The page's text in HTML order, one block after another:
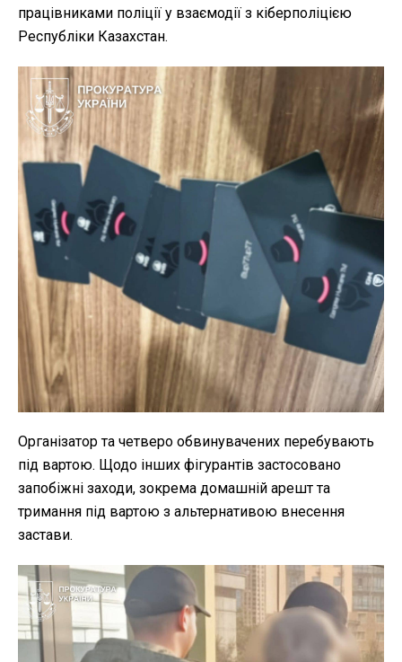
працівниками поліції у взаємодії з кіберполіцією
Республіки Казахстан.
Організатор та четверо обвинувачених перебувають
під вартою. Щодо інших фігурантів застосовано
запобіжні заходи, зокрема домашній арешт та
тримання під вартою з альтернативою внесення
застави.